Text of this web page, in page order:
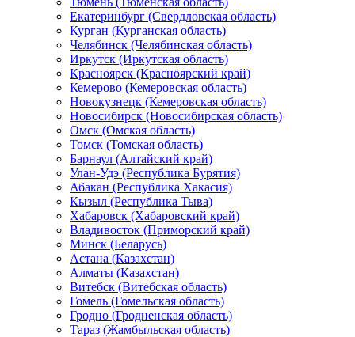
Екатеринбург (Свердловская область)
Курган (Курганская область)
Челябинск (Челябинская область)
Иркутск (Иркутская область)
Красноярск (Красноярский край)
Кемерово (Кемеровская область)
Новокузнецк (Кемеровская область)
Новосибирск (Новосибирская область)
Омск (Омская область)
Томск (Томская область)
Барнаул (Алтайский край)
Улан-Удэ (Республика Бурятия)
Абакан (Республика Хакасия)
Кызыл (Республика Тыва)
Хабаровск (Хабаровский край)
Владивосток (Приморский край)
Минск (Беларусь)
Астана (Казахстан)
Алматы (Казахстан)
Витебск (Витебская область)
Гомель (Гомельская область)
Гродно (Гродненская область)
Тараз (Жамбыльская область)